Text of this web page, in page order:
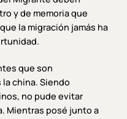
y de memoria que
la migración jamás ha
que son
china. Siendo
no pude evitar
Mientras posé junto a